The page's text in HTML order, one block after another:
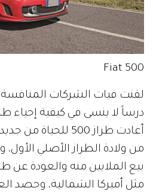
Fiat 500
لقنت فيات الشركات المنافسة
درساً لا ينسى في كيفية إحياء
من ولادة الطراز الأصلي
بيع الملايين منه والعودة
مثل أميركا الشمالية، وحصد